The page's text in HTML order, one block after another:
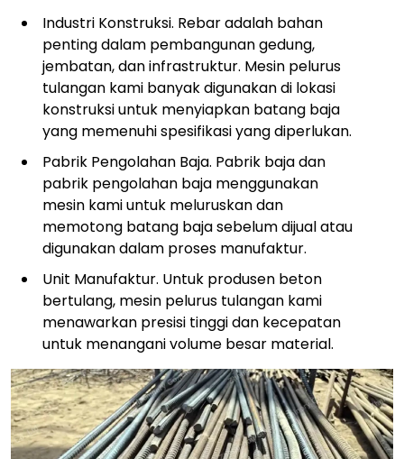
Industri Konstruksi. Rebar adalah bahan
penting dalam pembangunan gedung,
jembatan, dan infrastruktur. Mesin pelurus
tulangan kami banyak digunakan di lokasi
konstruksi untuk menyiapkan batang baja
yang memenuhi spesifikasi yang diperlukan.
Pabrik Pengolahan Baja. Pabrik baja dan
pabrik pengolahan baja menggunakan
mesin kami untuk meluruskan dan
memotong batang baja sebelum dijual atau
digunakan dalam proses manufaktur.
Unit Manufaktur. Untuk produsen beton
bertulang, mesin pelurus tulangan kami
menawarkan presisi tinggi dan kecepatan
untuk menangani volume besar material.